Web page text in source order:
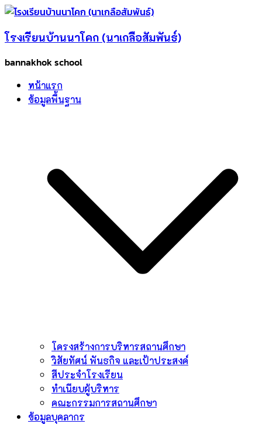
Skip
content
โรงเรียนบ้านนาโคก (นาเกลือสัมพันธ์)
bannakhok school
หน้าแรก
ข้อมูลพื้นฐาน
โครงสร้างการบริหารสถานศึกษา
วิสัยทัศน์ พันธกิจ และเป้าประสงค์
สีประจำโรงเรียน
ทำเนียบผู้บริหาร
คณะกรรมการสถานศึกษา
ข้อมูลบุคลากร